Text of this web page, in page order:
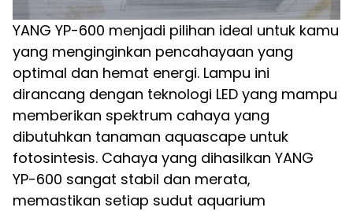
YANG YP-600 menjadi pilihan ideal untuk kamu
yang menginginkan pencahayaan yang
optimal dan hemat energi. Lampu ini
dirancang dengan teknologi LED yang mampu
memberikan spektrum cahaya yang
dibutuhkan tanaman aquascape untuk
fotosintesis. Cahaya yang dihasilkan YANG
YP-600 sangat stabil dan merata,
memastikan setiap sudut aquarium